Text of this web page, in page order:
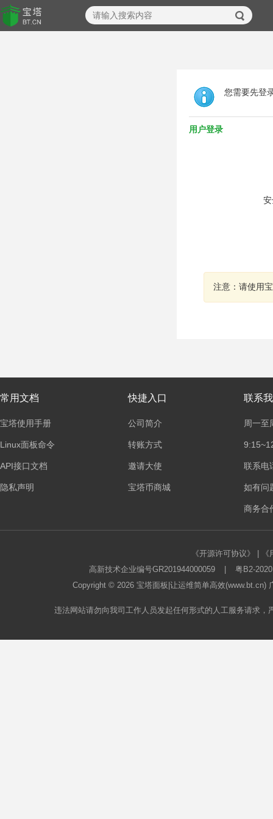
您需要先登
用户登录
注意：请使用
常用文档
宝塔使用手册
Linux面板命令
API接口文档
隐私声明
快捷入口
公司简介
转账方式
邀请大使
宝塔币商城
联系
周一至
联系电
如有问
商务合
《开源许可协议》
高新技术企业编号GR201944000059
粤B2-
Copyright © 2026 宝塔面板 |让运维简单高效
违法网站请勿向我司工作人员发起任何形式的人工服务请求，